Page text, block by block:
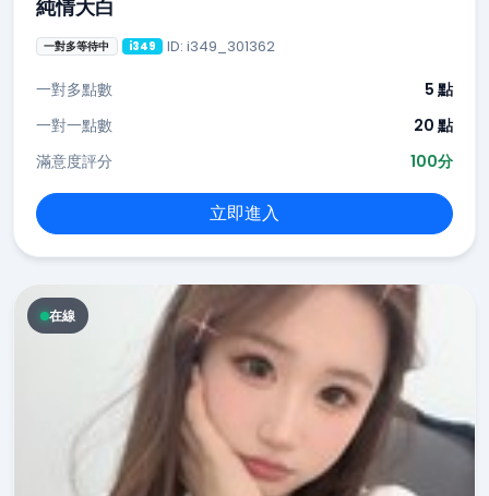
純情大白
一對多等待中 i349 ID: i349_301362
一對多點數
5 點
一對一點數
20 點
滿意度評分
100分
立即進入
在線